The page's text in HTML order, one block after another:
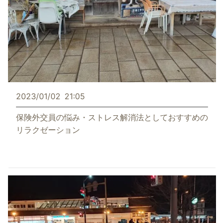
2023/01/02 21:05
保険外交員の悩み・ストレス解消法としておすすめの
リラクゼーション